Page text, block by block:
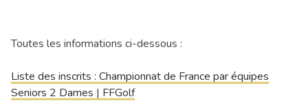
Toutes les informations ci-dessous :
Liste des inscrits : Championnat de France par équipes
Seniors 2 Dames | FFGolf